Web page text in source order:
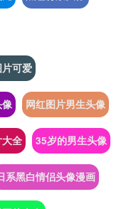
可爱
网红图片男生头像
全 35岁的男生头像
系黑白情侣头像漫画